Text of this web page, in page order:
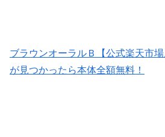
ブラウンオーラルＢ【公式楽天市
が見つかったら本体全額無料！